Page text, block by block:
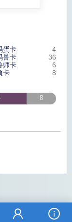
蛋卡
4
兽卡
36
师卡
6
卡
8
8